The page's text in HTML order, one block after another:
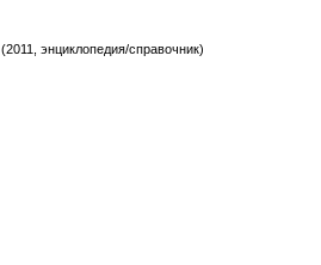
(2011, энциклопедия/справочник)